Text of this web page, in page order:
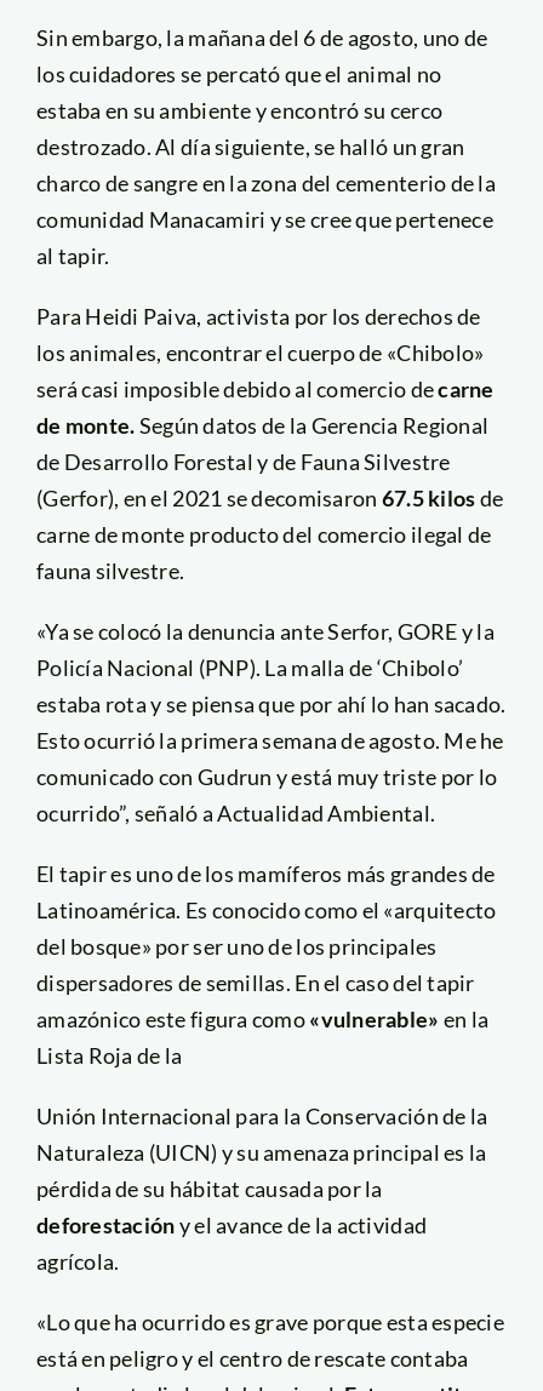
Sin embargo, la mañana del 6 de agosto, uno de
los cuidadores se percató que el animal no
estaba en su ambiente y encontró su cerco
destrozado. Al día siguiente, se halló un gran
charco de sangre en la zona del cementerio de la
comunidad Manacamiri y se cree que pertenece
al tapir.
Para Heidi Paiva, activista por los derechos de
los animales, encontrar el cuerpo de «Chibolo»
será casi imposible debido al comercio decarne
de monte.Según datos de la Gerencia Regional
de Desarrollo Forestal y de Fauna Silvestre
(Gerfor), en el 2021 se decomisaron 67.5 kilosde
carne de monte producto del comercio ilegal de
fauna silvestre.
«Ya se colocó la denuncia ante Serfor, GORE y la
Policía Nacional (PNP). La malla de ‘Chibolo’
estaba rota y se piensa que por ahí lo han sacado.
Esto ocurrió la primera semana de agosto. Me he
comunicado con Gudrun y está muy triste por lo
ocurrido”, señaló a Actualidad Ambiental.
El tapir es uno de los mamíferos más grandes de
Latinoamérica. Es conocido como el «arquitecto
del bosque» por ser uno de los principales
dispersadores de semillas. En el caso del tapir
amazónico este figura como«vulnerable» en la
Lista Roja de la
Unión Internacional para la Conservación de la
Naturaleza (UICN) y su amenaza principal es la
pérdida de su hábitat causada por la
deforestacióny el avance de la actividad
agrícola.
«Lo que ha ocurrido es grave porque esta especie
está en peligro y el centro de rescate contaba